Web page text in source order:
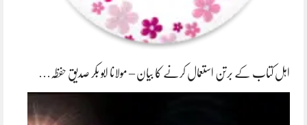
اہل کتاب کے برتن استعمال کرنے کا بیان – مولانا ابو بکر صدیق حفظہ…